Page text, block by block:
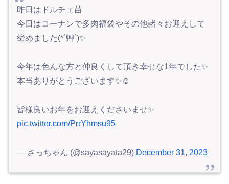
昨日はドルチェ苗
今日はコーナンで多肉福袋やその他諸々お迎えして
締めました(*´艸`)✨
今年は色んな方と仲良くして頂き幸せな1年でした✨
本当ありがとうございます✨☺️
皆様良いお年をお迎えくださいませ✨
pic.twitter.com/PrrYhmsu95
— さっちゃん (@sayasayata29) December 31, 2023